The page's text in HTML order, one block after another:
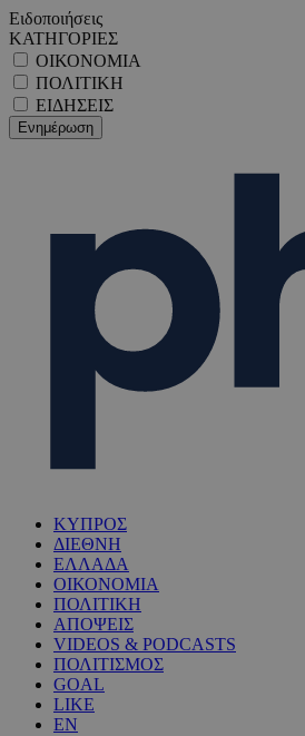
Ειδοποιήσεις
ΚΑΤΗΓΟΡΙΕΣ
ΟΙΚΟΝΟΜΙΑ
ΠΟΛΙΤΙΚΗ
ΕΙΔΗΣΕΙΣ
ΚΥΠΡΟΣ
ΔΙΕΘΝΗ
ΕΛΛΑΔΑ
ΟΙΚΟΝΟΜΙΑ
ΠΟΛΙΤΙΚΗ
ΑΠΟΨΕΙΣ
VIDEOS & PODCASTS
ΠΟΛΙΤΙΣΜΟΣ
GOAL
LIKE
EN